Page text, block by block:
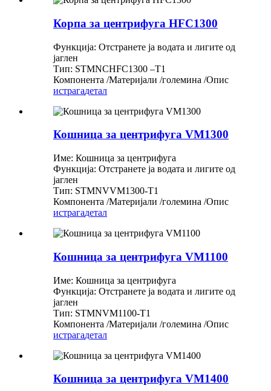
Корпа за центрифуга HFC1300
Функција: Отстранете ја водата и лигите од
јаглен
Тип: STMNCHFC1300 –T1
Компонента /Материјали /големина /Опис
истрагадетал
Кошница за центрифуга VM1300
Име: Кошница за центрифуга
Функција: Отстранете ја водата и лигите од
јаглен
Тип: STMNVVM1300-T1
Компонента /Материјали /големина /Опис
истрагадетал
Кошница за центрифуга VM1100
Име: Кошница за центрифуга
Функција: Отстранете ја водата и лигите од
јаглен
Тип: STMNVM1100-T1
Компонента /Материјали /големина /Опис
истрагадетал
Кошница за центрифуга VM1400